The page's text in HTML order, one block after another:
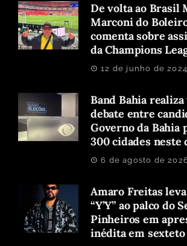
De volta ao Brasil
Marconi do
comenta sobre
da Champions
12 de junho de 2024
Band Bahia
debate entre
Governo da Bahia
300 cidades neste
6 de agosto de
Amaro Freitas
“Y’Y” ao palco do
Pinheiros em
inédita em sexteto